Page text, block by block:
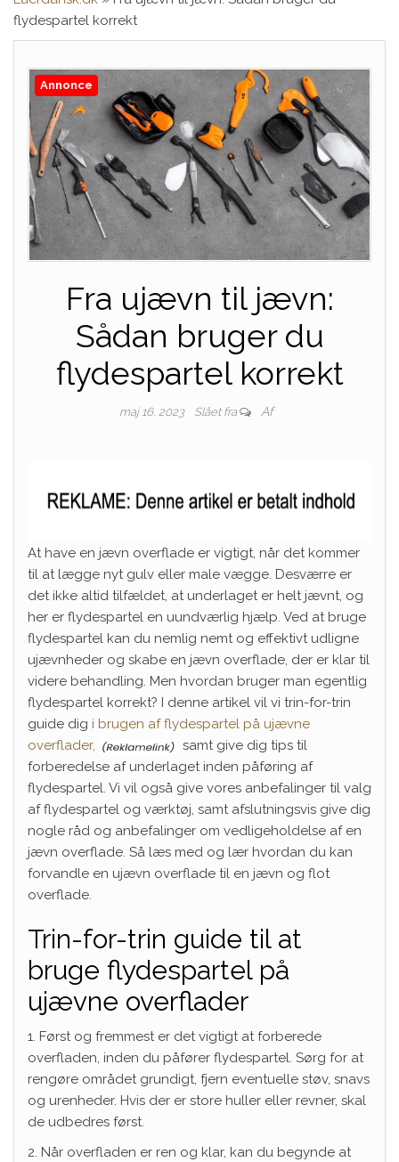
flydespartel korrekt
Annonce
Fra ujævn til jævn:
Sådan bruger du
flydespartel korrekt
maj 16, 2023 Slået fra Af
At have en jævn overflade er vigtigt, når det kommer
til at lægge nyt gulv eller male vægge. Desværre er
det ikke altid tilfældet, at underlaget er helt jævnt, og
her er flydespartel en uundværlig hjælp. Ved at bruge
flydespartel kan du nemlig nemt og effektivt udligne
ujævnheder og skabe en jævn overflade, der er klar til
videre behandling. Men hvordan bruger man egentlig
flydespartel korrekt? I denne artikel vil vi trin-for-trin
guide dig i brugen af flydespartel på ujævne
overflader,
samt give dig tips til
forberedelse af underlaget inden påføring af
flydespartel. Vi vil også give vores anbefalinger til valg
af flydespartel og værktøj, samt afslutningsvis give dig
nogle råd og anbefalinger om vedligeholdelse af en
jævn overflade. Så læs med og lær hvordan du kan
forvandle en ujævn overflade til en jævn og flot
overflade.
Trin-for-trin guide til at
bruge flydespartel på
ujævne overflader
1. Først og fremmest er det vigtigt at forberede
overfladen, inden du påfører flydespartel. Sørg for at
rengøre området grundigt, fjern eventuelle støv, snavs
og urenheder. Hvis der er store huller eller revner, skal
de udbedres først.
2. Når overfladen er ren og klar, kan du begynde at